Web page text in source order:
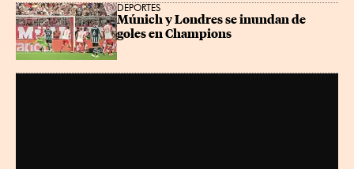
DEPORTES
Múnich y Londres se inundan de
goles en Champions